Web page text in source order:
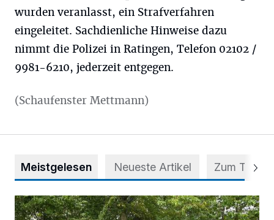
wurden veranlasst, ein Strafverfahren
eingeleitet. Sachdienliche Hinweise dazu
nimmt die Polizei in Ratingen, Telefon 02102 /
9981-6210, jederzeit entgegen.
(Schaufenster Mettmann)
Meistgelesen Neueste Artikel Zum Thema
Aus Grau wird Haltung